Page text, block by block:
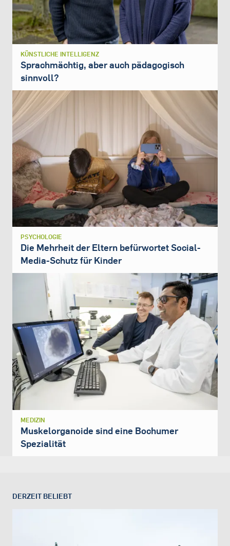
KÜNSTLICHE INTELLIGENZ
Sprachmächtig, aber auch pädagogisch
sinnvoll?
PSYCHOLOGIE
Die Mehrheit der Eltern befürwortet Social-
Media-Schutz für Kinder
MEDIZIN
Muskelorganoide sind eine Bochumer
Spezialität
DERZEIT BELIEBT